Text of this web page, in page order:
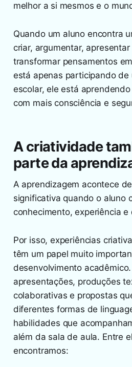
melhor a si mesmos e o
Quando um aluno encontra
criar, argumentar,
transformar pensamentos
está apenas participando de
escolar, ele está
com mais consciência e
A criatividade
parte da
A aprendizagem acontece
significativa quando o aluno
conhecimento, experiência e
Por isso, experiências
têm um papel muito
desenvolvimento
apresentações, produções
colaborativas e propostas
diferentes formas de
habilidades que
além da sala de aula. Entre
encontramos: